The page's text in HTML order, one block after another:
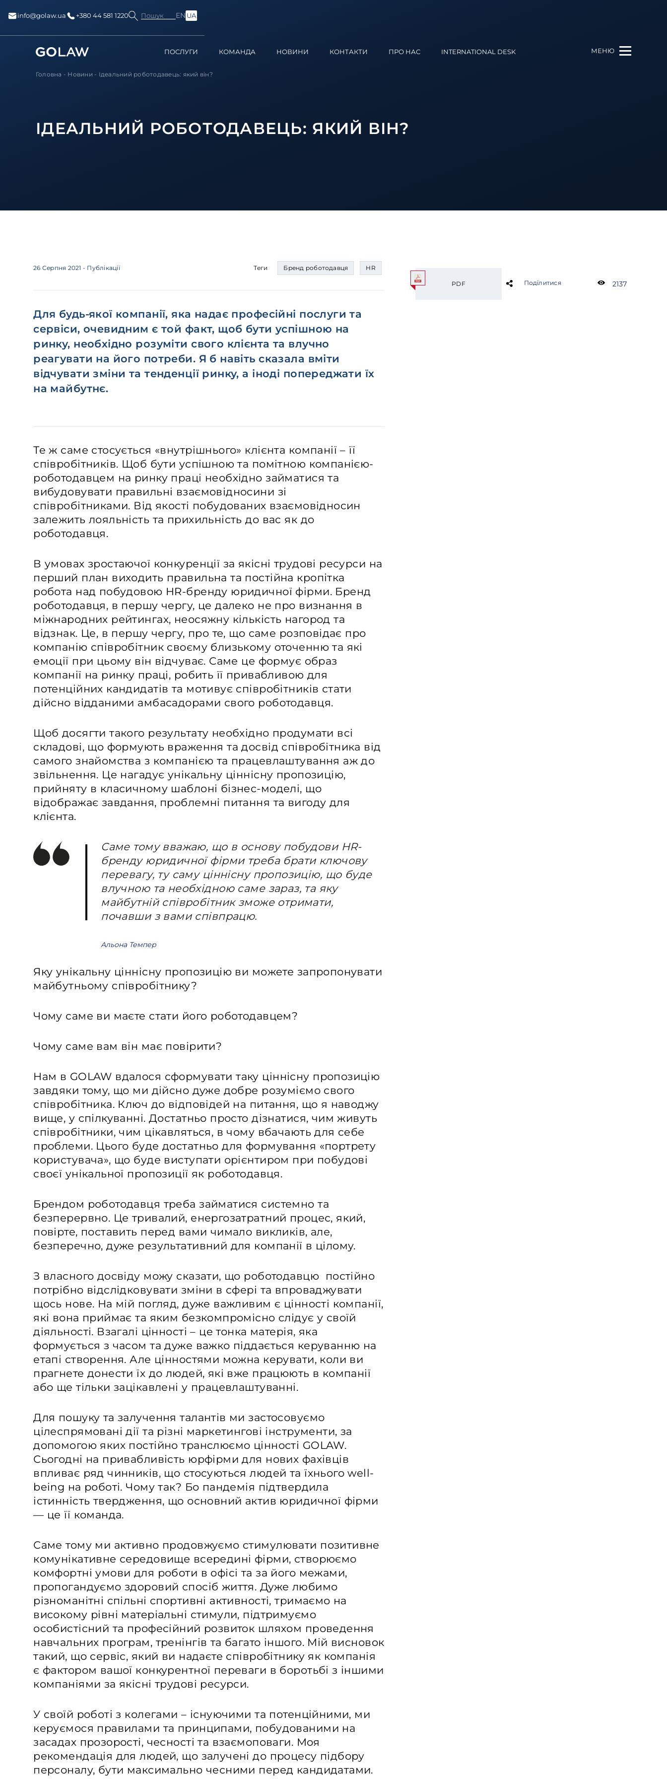
info@golaw.ua +380 44 581 1220 Пошук EN UA
ПОСЛУГИ КОМАНДА НОВИНИ КОНТАКТИ ПРО НАС INTERNATIONAL DESK МЕНЮ
Головна - Новини - Ідеальний роботодавець: який він?
ІДЕАЛЬНИЙ РОБОТОДАВЕЦЬ: ЯКИЙ ВІН?
26 Серпня 2021 - Публікації Теги Бренд роботодавця HR
Для будь-якої компанії, яка надає професійні послуги та
сервіси, очевидним є той факт, щоб бути успішною на
ринку, необхідно розуміти свого клієнта та влучно
реагувати на його потреби. Я б навіть сказала вміти
відчувати зміни та тенденції ринку, а іноді попереджати їх
на майбутнє.
Те ж саме стосується «внутрішнього» клієнта компанії – її
співробітників. Щоб бути успішною та помітною компанією-
роботодавцем на ринку праці необхідно займатися та
вибудовувати правильні взаємовідносини зі
співробітниками. Від якості побудованих взаємовідносин
залежить лояльність та прихильність до вас як до
роботодавця.
В умовах зростаючої конкуренції за якісні трудові ресурси на
перший план виходить правильна та постійна кропітка
робота над побудовою HR-бренду юридичної фірми. Бренд
роботодавця, в першу чергу, це далеко не про визнання в
міжнародних рейтингах, неосяжну кількість нагород та
відзнак. Це, в першу чергу, про те, що саме розповідає про
компанію співробітник своєму близькому оточенню та які
емоції при цьому він відчуває. Саме це формує образ
компанії на ринку праці, робить її привабливою для
потенційних кандидатів та мотивує співробітників стати
дійсно відданими амбасадорами свого роботодавця.
Щоб досягти такого результату необхідно продумати всі
складові, що формують враження та досвід співробітника від
самого знайомства з компанією та працевлаштування аж до
звільнення. Це нагадує унікальну ціннісну пропозицію,
прийняту в класичному шаблоні бізнес-моделі, що
відображає завдання, проблемні питання та вигоду для
клієнта.
Саме тому вважаю, що в основу побудови HR-
бренду юридичної фірми треба брати ключову
перевагу, ту саму ціннісну пропозицію, що буде
влучною та необхідною саме зараз, та яку
майбутній співробітник зможе отримати,
почавши з вами співпрацю.
Альона Темпер
Яку унікальну ціннісну пропозицію ви можете запропонувати
майбутньому співробітнику?
Чому саме ви маєте стати його роботодавцем?
Чому саме вам він має повірити?
Нам в GOLAW вдалося сформувати таку ціннісну пропозицію
завдяки тому, що ми дійсно дуже добре розуміємо свого
співробітника. Ключ до відповідей на питання, що я наводжу
вище, у спілкуванні. Достатньо просто дізнатися, чим живуть
співробітники, чим цікавляться, в чому вбачають для себе
проблеми. Цього буде достатньо для формування «портрету
користувача», що буде виступати орієнтиром при побудові
своєї унікальної пропозиції як роботодавця.
Брендом роботодавця треба займатися системно та
безперервно. Це тривалий, енергозатратний процес, який,
повірте, поставить перед вами чимало викликів, але,
безперечно, дуже результативний для компанії в цілому.
З власного досвіду можу сказати, що роботодавцю постійно
потрібно відслідковувати зміни в сфері та впроваджувати
щось нове. На мій погляд, дуже важливим є цінності компанії,
які вона приймає та яким безкомпромісно слідує у своїй
діяльності. Взагалі цінності – це тонка матерія, яка
формується з часом та дуже важко піддається керуванню на
етапі створення. Але цінностями можна керувати, коли ви
прагнете донести їх до людей, які вже працюють в компанії
або ще тільки зацікавлені у працевлаштуванні.
Для пошуку та залучення талантів ми застосовуємо
цілеспрямовані дії та різні маркетингові інструменти, за
допомогою яких постійно транслюємо цінності GOLAW.
Сьогодні на привабливість юрфірми для нових фахівців
впливає ряд чинників, що стосуються людей та їxнього well-
being на роботі. Чому так? Бо пандемія підтвердила
істинність твердження, що основний актив юридичної фірми
— це її команда.
Саме тому ми активно продовжуємо стимулювати позитивне
комунікативне середовище всередині фірми, створюємо
комфортні умови для роботи в офісі та за його межами,
пропогандуємо здоровий спосіб життя. Дуже любимо
різноманітні спільні спортивні активності, тримаємо на
високому рівні матеріальні стимули, підтримуємо
особистісний та професійний розвиток шляхом проведення
навчальних програм, тренінгів та багато іншого. Мій висновок
такий, що сервіс, який ви надаєте співробітнику як компанія
є фактором вашої конкурентної переваги в боротьбі з іншими
компаніями за якісні трудові ресурси.
У своїй роботі з колегами – існуючими та потенційними, ми
керуємося правилами та принципами, побудованими на
засадах прозорості, чесності та взаємоповаги. Моя
рекомендація для людей, що залучені до процесу підбору
персоналу, бути максимально чесними перед кандидатами.
PDF Поділитися 2137